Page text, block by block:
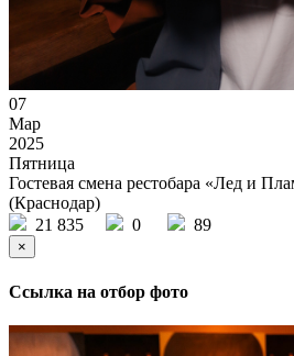
07
Мар
2025
Пятница
Гостевая смена рестобара «Лед и
(Краснодар)
21 835
0 89
×
Ссылка на отбор фото